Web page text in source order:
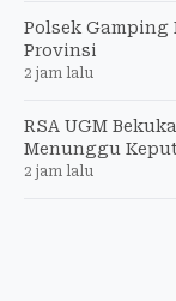
Polsek
Provinsi
2 jam lalu
RSA UGM
Menunggu
2 jam lalu